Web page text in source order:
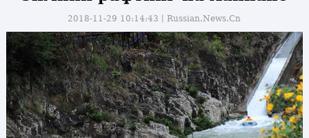
2018-11-29 10:14:43丨Russian.News.Cn